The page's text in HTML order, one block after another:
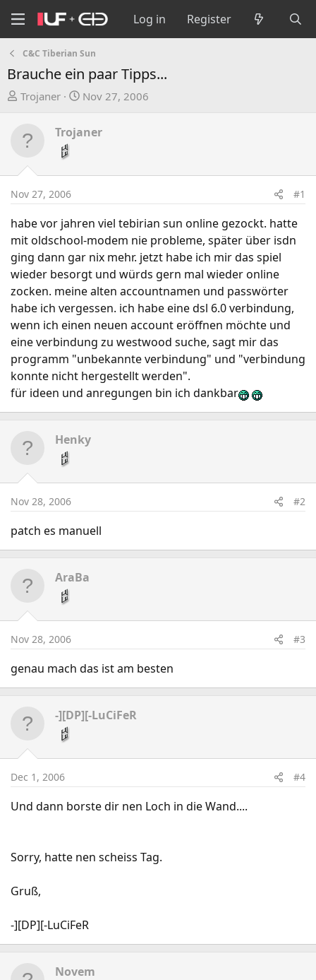
Log in Register
C&C Tiberian Sun
Brauche ein paar Tipps...
T
e
d
t
a
r
e
r
Trojaner
S
d
t
e
Nov 27, 2006
Trojaner
Nov 27, 2006 #1
habe vor jahren viel tebirian sun online gezockt. hatte
mit oldschool-modem nie probleme, später über isdn
ging dann gar nix mehr. jetzt habe ich mir das spiel
wieder besorgt und würds gern mal wieder online
zocken. meine alten accountnamen und passwörter
habe ich vergessen. ich habe eine dsl 6.0 verbindung,
wenn ich einen neuen account eröffnen möchte und
eine verbindung zu westwood suche, sagt mir das
programm "unbekannte verbindung" und "verbindung
konnte nicht hergestellt werden".
für ideen und anregungen bin ich dankbar
Henky
Nov 28, 2006 #2
patch es manuell
AraBa
Nov 28, 2006 #3
genau mach das ist am besten
-][DP][-LuCiFeR
Dec 1, 2006 #4
Und dann borste dir nen Loch in die Wand....
Sorry, hatte nen scheiss Tag.
Gruß,
-][DP][-LuCiFeR
Novem